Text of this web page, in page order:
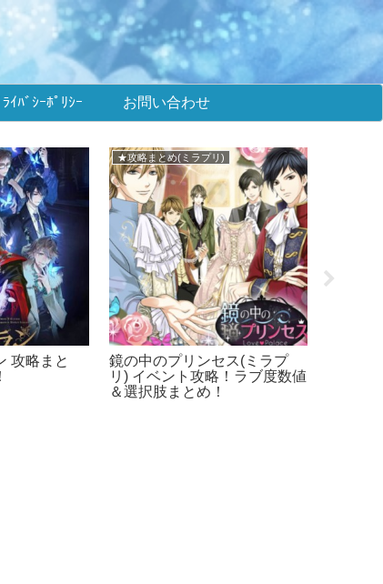
ﾗｲﾊﾞｼｰﾎﾟﾘｼｰ お問い合わせ
まとめ！イ
★攻略まとめ(天翔ける恋)
幕末維新 天翔ける恋 攻略まと
め！ばくてん！